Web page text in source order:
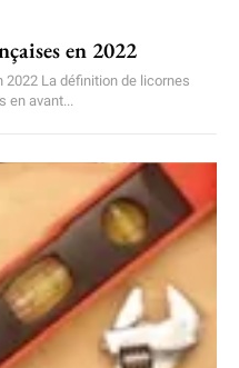
en 2022
La définition de licornes
avant...